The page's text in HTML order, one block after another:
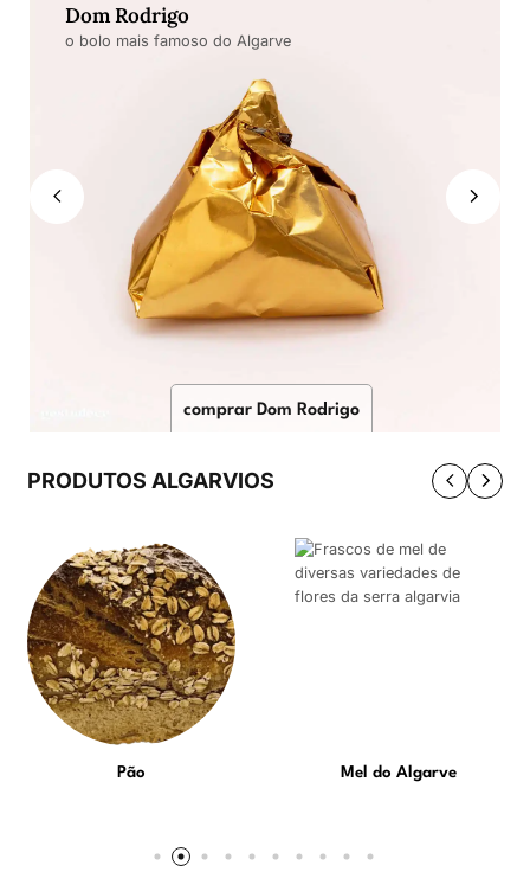
Dom Rodrigo
o bolo mais famoso do Algarve
comprar Dom Rodrigo
PRODUTOS ALGARVIOS
Pão Mel do Algarve